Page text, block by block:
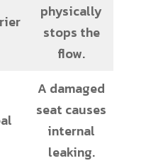
physically
stops the
flow.
A damaged
seat causes
internal
leaking.